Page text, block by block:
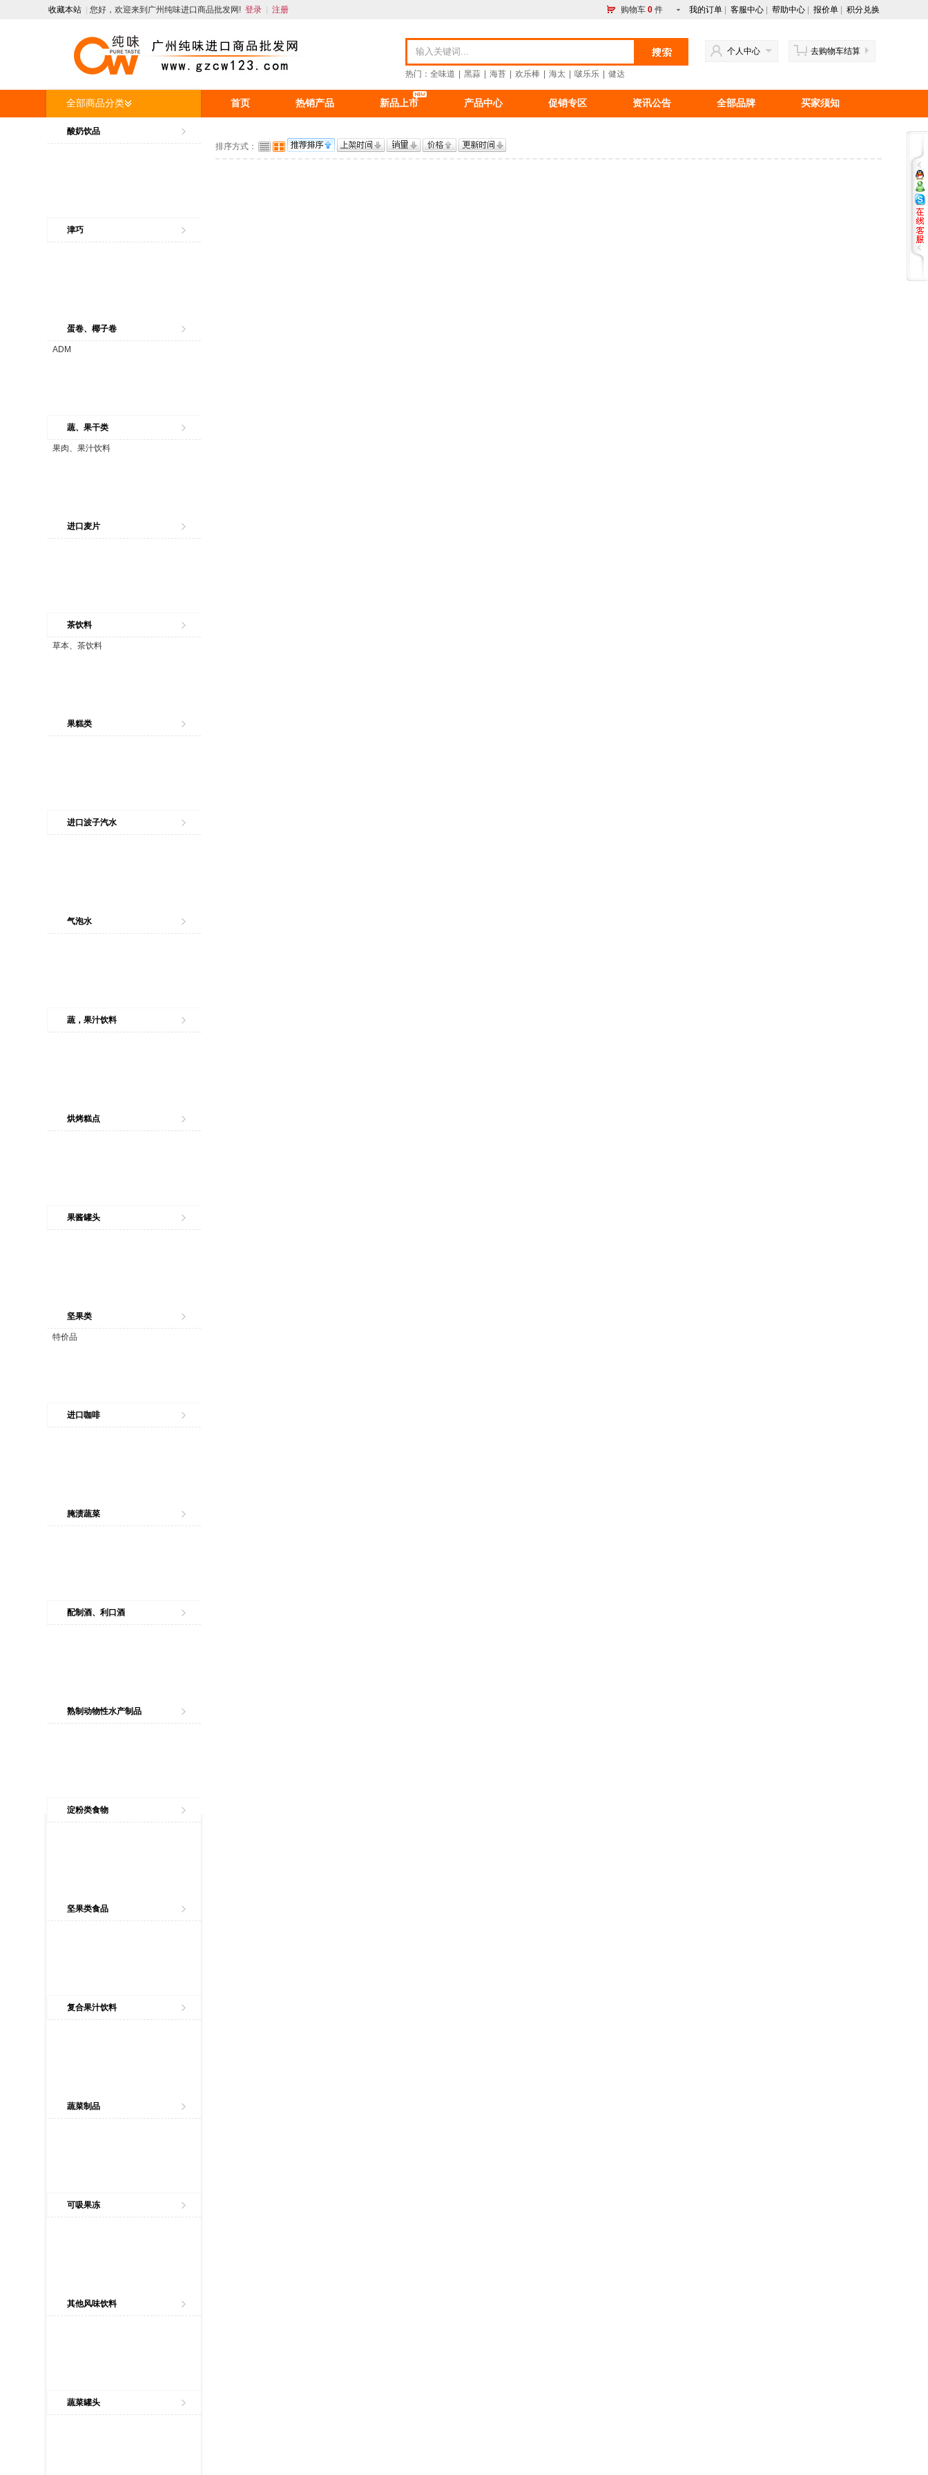
收藏本站 您好，欢迎来到广州纯味进口商品批发网! 登录 注册 我的订单 客服中心 帮助中心 报价单 积分兑换
购物车 0 件
热门： 全味道 黑蒜 海苔 欢乐棒 海太 啵乐乐 健达
个人中心 去购物车结算
全部商品分类
酸奶饮品
津巧
蛋卷、椰子卷
ADM
蔬、果干类
果肉、果汁饮料
进口麦片
茶饮料
草本、茶饮料
果糕类
进口波子汽水
气泡水
蔬，果汁饮料
烘烤糕点
果酱罐头
坚果类
特价品
进口咖啡
腌渍蔬菜
配制酒、利口酒
熟制动物性水产制品
淀粉类食物
坚果类食品
复合果汁饮料
蔬菜制品
可吸果冻
其他风味饮料
蔬菜罐头
首页 热销产品 新品上市 产品中心 促销专区 资讯公告 全部品牌 买家须知
排序方式：